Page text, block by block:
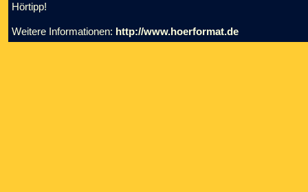
Hörtipp!
Weitere Informationen: http://www.hoerformat.de